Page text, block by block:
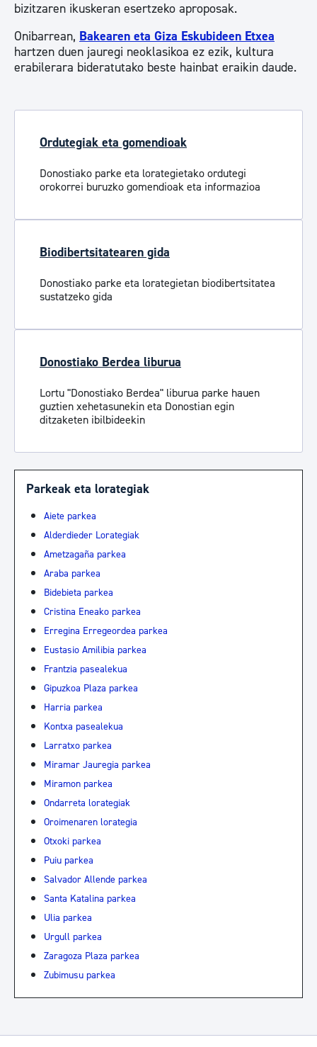
bizitzaren ikuskeran esertzeko aproposak.
Onibarrean, Bakearen eta Giza Eskubideen Etxea
hartzen duen jauregi neoklasikoa ez ezik, kultura
erabilerara bideratutako beste hainbat eraikin daude.
Ordutegiak eta gomendioak
Donostiako parke eta lorategietako ordutegi
orokorrei buruzko gomendioak eta informazioa
Biodibertsitatearen gida
Donostiako parke eta lorategietan biodibertsitatea
sustatzeko gida
Donostiako Berdea liburua
Lortu "Donostiako Berdea" liburua parke hauen
guztien xehetasunekin eta Donostian egin
ditzaketen ibilbideekin
Parkeak eta lorategiak
Aiete parkea
Alderdieder Lorategiak
Ametzagaña parkea
Araba parkea
Bidebieta parkea
Cristina Eneako parkea
Erregina Erregeordea parkea
Eustasio Amilibia parkea
Frantzia pasealekua
Gipuzkoa Plaza parkea
Harria parkea
Kontxa pasealekua
Larratxo parkea
Miramar Jauregia parkea
Miramon parkea
Ondarreta lorategiak
Oroimenaren lorategia
Otxoki parkea
Puiu parkea
Salvador Allende parkea
Santa Katalina parkea
Ulia parkea
Urgull parkea
Zaragoza Plaza parkea
Zubimusu parkea